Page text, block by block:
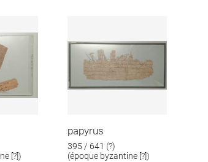
[?])
papyrus
395 / 641 (?)
(époque byzantine [?])